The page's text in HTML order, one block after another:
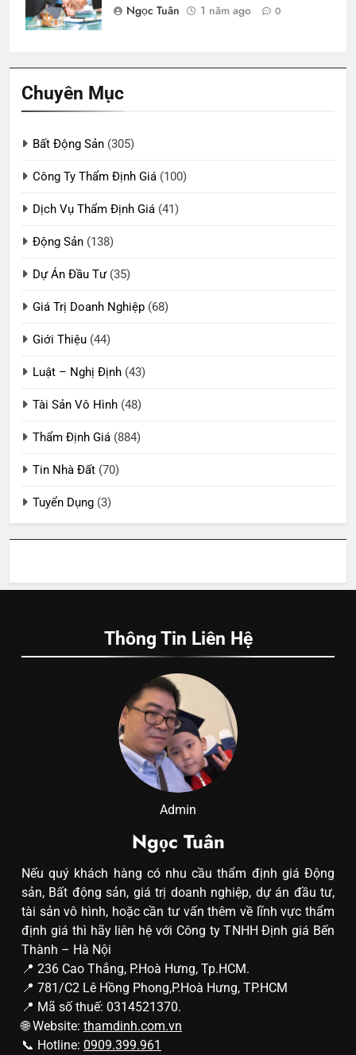
Ngọc Tuân 1 năm ago 0
Chuyên Mục
Bất Động Sản (305)
Công Ty Thẩm Định Giá (100)
Dịch Vụ Thẩm Định Giá (41)
Động Sản (138)
Dự Án Đầu Tư(35)
Giá Trị Doanh Nghiệp (68)
Giới Thiệu (44)
Luật – Nghị Định (43)
Tài Sản Vô Hình (48)
Thẩm Định Giá (884)
Tin Nhà Đất (70)
Tuyển Dụng (3)
Thông Tin Liên Hệ
Admin
Ngọc Tuân
Nếu quý khách hàng có nhu cầu thẩm định giá Động
sản, Bất động sản, giá trị doanh nghiệp, dự án đầu tư,
tài sản vô hình, hoặc cần tư vấn thêm về lĩnh vực thẩm
định giá thì hãy liên hệ với Công ty TNHH Định giá Bến
Thành – Hà Nội
📍 236 Cao Thắng, P.Hoà Hưng, Tp.HCM.
📍 781/C2 Lê Hồng Phong,P.Hoà Hưng, TP.HCM
📍 Mã số thuế: 0314521370.
🌐 Website: thamdinh.com.vn
📞 Hotline: 0909.399.961